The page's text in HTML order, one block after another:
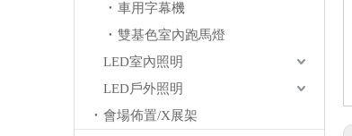
車用字幕機
雙基色室內跑馬燈
LED室內照明
LED戶外照明
會場佈置/X展架